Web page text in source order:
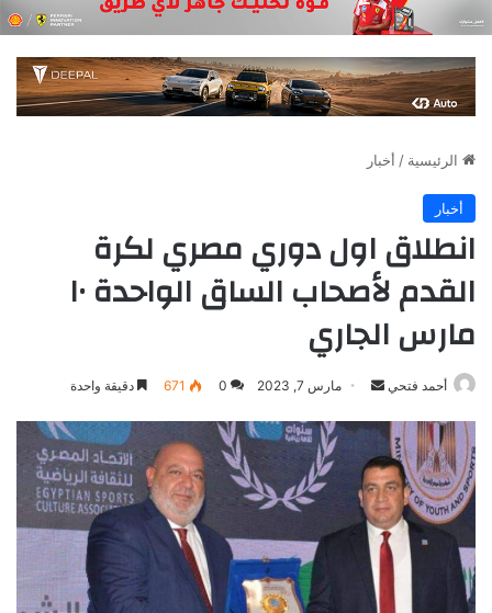
الرئيسية / أخبار
أخبار
انطلاق اول دوري مصري لكرة
القدم لأصحاب الساق الواحدة ١٠
مارس الجاري
أحمد فتحي
أرسل
إلكترونيا
مارس 7, 2023 0
671 دقيقة واحدة